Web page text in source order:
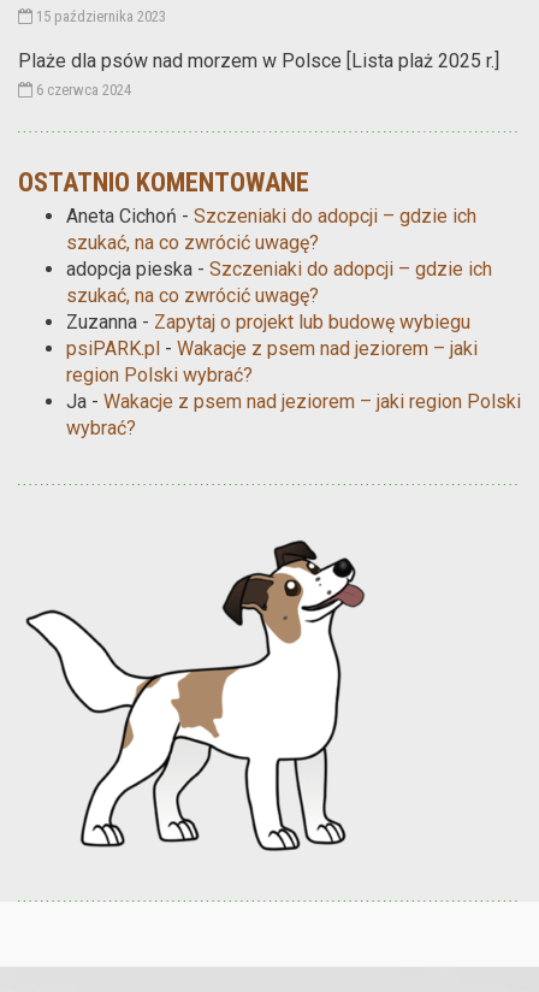
15 października 2023
Plaże dla psów nad morzem w Polsce [Lista plaż 2025 r.]
6 czerwca 2024
OSTATNIO KOMENTOWANE
Aneta Cichoń - Szczeniaki do adopcji – gdzie ich
szukać, na co zwrócić uwagę?
adopcja pieska - Szczeniaki do adopcji – gdzie ich
szukać, na co zwrócić uwagę?
Zuzanna - Zapytaj o projekt lub budowę wybiegu
psiPARK.pl - Wakacje z psem nad jeziorem – jaki
region Polski wybrać?
Ja - Wakacje z psem nad jeziorem – jaki region Polski
wybrać?